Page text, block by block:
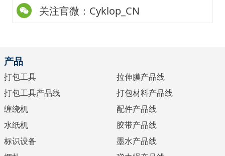
关注官微：Cyklop_CN
产品
打包工具
打包工具产品线
缠绕机
水纸机
标识设备
拉伸膜产品线
打包材料产品线
配件产品线
胶带产品线
墨水产品线